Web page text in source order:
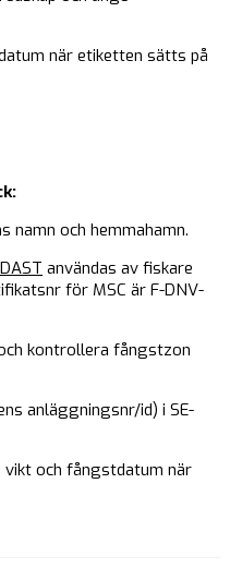
när etiketten sätts på
namn och hemmahamn.
användas av fiskare
för MSC är F-DNV-
kontrollera fångstzon
anläggningsnr/id) i SE-
och fångstdatum när